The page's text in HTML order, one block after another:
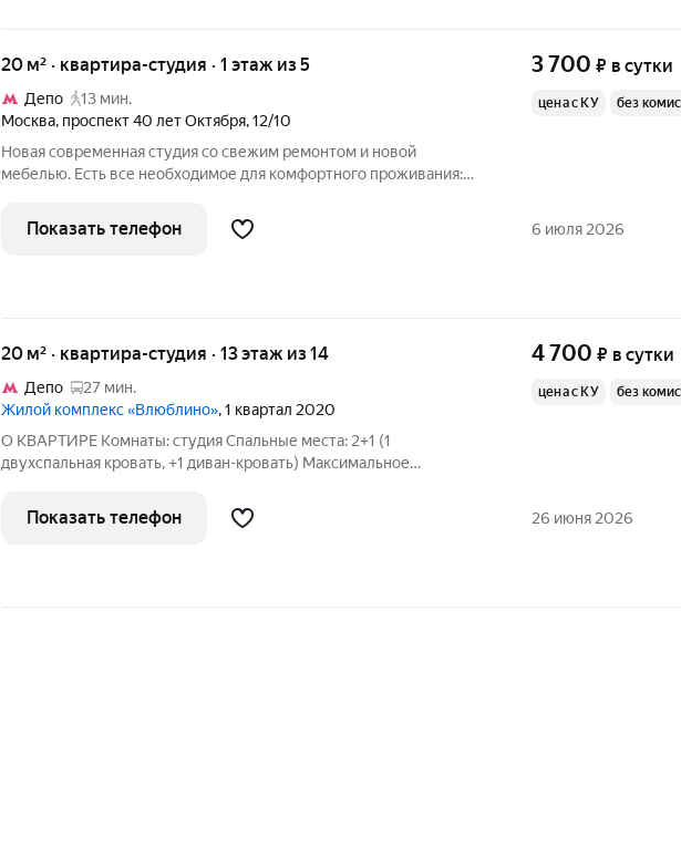
20 м² · квартира-студия · 1 этаж из 5
Депо
13 мин.
Москва, проспект 40 лет Октября,12/10
Новая современная студия со свежим ремонтом и новой
мебелью. Есть все необходимое для комфортного проживания:
телевизор с плоским экраном, кухонная мебель с бытовой
техникой, холодильник и
3 700 ₽ в сутки
цена с КУ без
Показать телефон 6 июля 2026
20 м² · квартира-студия · 13 этаж из 14
Депо
27 мин.
Жилой комплекс «Влюблино», 1 квартал 2020
О КВАРТИРЕ Комнаты: студия Спальные места: 2+1 (1
двухспальная кровать, +1 диван-кровать) Максимальное
рядом с ТЯК Москва в ЖК "Влюблино" в 3 минутах ходьбы. Есть
все необходимое для
4 700 ₽ в сутки
цена с КУ без
Показать телефон 26 июня 2026